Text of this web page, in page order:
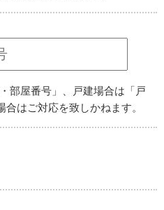
部屋番号」、戸建場合は「戸
はご対応を致しかねます。